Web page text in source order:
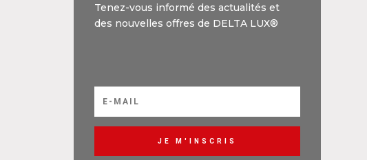
Tenez-vous informé des actualités et
des nouvelles offres de DELTA LUX®
JE M'INSCRIS